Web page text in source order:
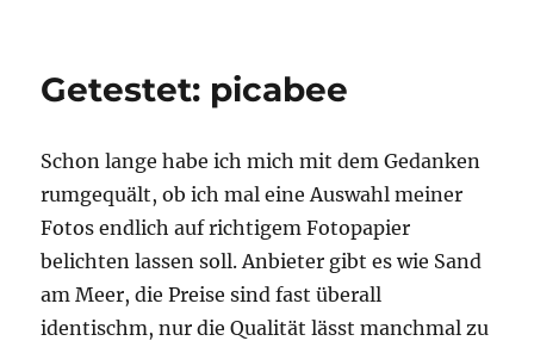
Erik
Getestet: picabee
Schon lange habe ich mich mit dem Gedanken
rumgequält, ob ich mal eine Auswahl meiner
Fotos endlich auf richtigem Fotopapier
belichten lassen soll. Anbieter gibt es wie Sand
am Meer, die Preise sind fast überall
identischm, nur die Qualität lässt manchmal zu